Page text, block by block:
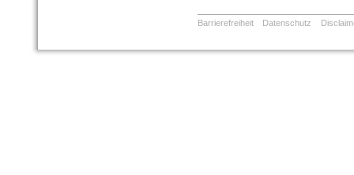
Barrierefreiheit Datenschutz